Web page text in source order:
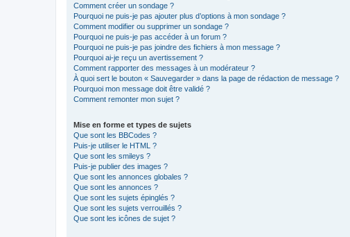
Comment créer un sondage ?
Pourquoi ne puis-je pas ajouter plus d’options à mon sondage ?
Comment modifier ou supprimer un sondage ?
Pourquoi ne puis-je pas accéder à un forum ?
Pourquoi ne puis-je pas joindre des fichiers à mon message ?
Pourquoi ai-je reçu un avertissement ?
Comment rapporter des messages à un modérateur ?
À quoi sert le bouton « Sauvegarder » dans la page de rédaction de message ?
Pourquoi mon message doit être validé ?
Comment remonter mon sujet ?
Mise en forme et types de sujets
Que sont les BBCodes ?
Puis-je utiliser le HTML ?
Que sont les smileys ?
Puis-je publier des images ?
Que sont les annonces globales ?
Que sont les annonces ?
Que sont les sujets épinglés ?
Que sont les sujets verrouillés ?
Que sont les icônes de sujet ?